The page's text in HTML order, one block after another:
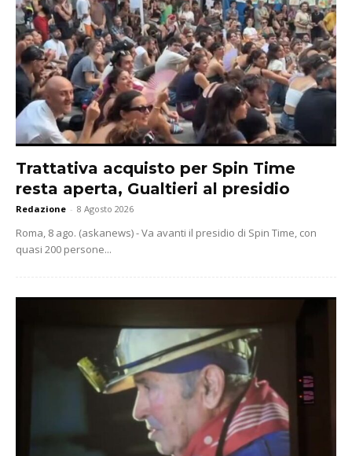
Trattativa acquisto per Spin Time
resta aperta, Gualtieri al presidio
Redazione - 8 Agosto 2026
Roma, 8 ago. (askanews) - Va avanti il presidio di Spin Time, con
quasi 200 persone...